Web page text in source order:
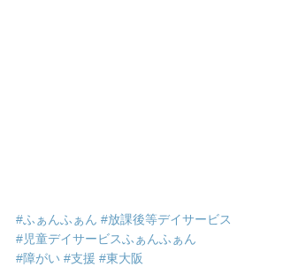
#ふぁんふぁん #放課後等デイサービス
#児童デイサービスふぁんふぁん
#障がい #支援 #東大阪